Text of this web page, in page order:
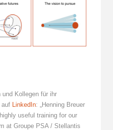
und Kollegen für ihr
auf
LinkedIn: „Henning Breuer
useful training for our
at Groupe PSA / Stellantis